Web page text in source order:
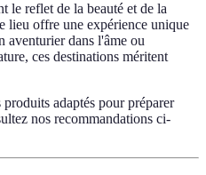
le reflet de la beauté et de la
lieu offre une expérience unique
aventurier dans l'âme ou
ces destinations méritent
adaptés pour préparer
nos recommandations ci-